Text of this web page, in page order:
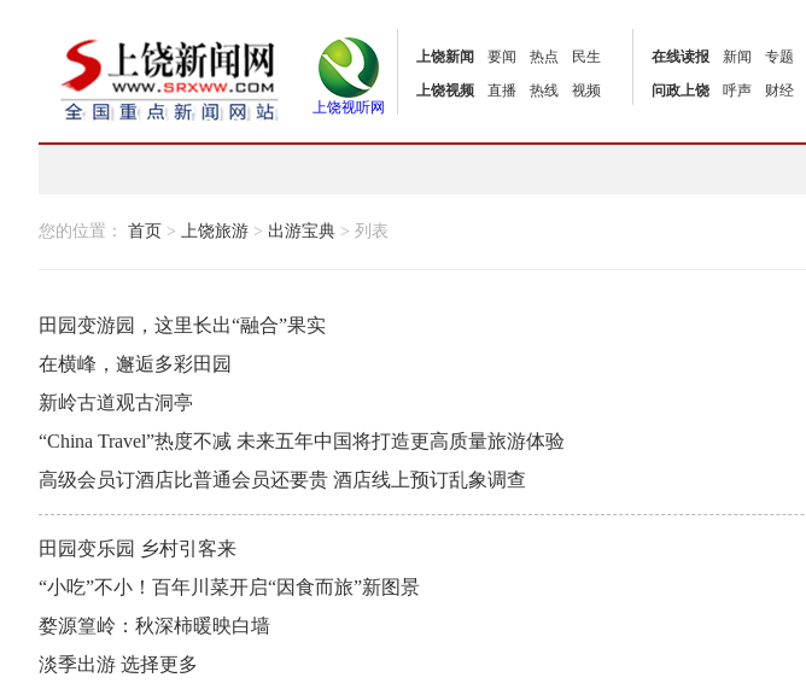
上饶视听网
上饶新闻 要闻 热点
民生
上饶视频
直播 热线 视频
在线读报 新闻 专题
问政上饶
呼声 财经
您的位置： 首页 > 上饶旅游 > 出游宝典 > 列表
田园变游园，这里长出“融合”果实
在横峰，邂逅多彩田园
新岭古道观古洞亭
“China Travel”热度不减 未来五年中国将打造更高质量旅游体验
高级会员订酒店比普通会员还要贵 酒店线上预订乱象调查
田园变乐园 乡村引客来
“小吃”不小！百年川菜开启“因食而旅”新图景
婺源篁岭：秋深柿暖映白墙
淡季出游 选择更多